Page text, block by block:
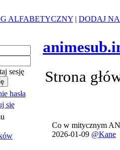
ALFABETYCZNY | DODAJ
sesję
hasła
się
Strona
Co w mitycznym
2026-01-09 @Kane